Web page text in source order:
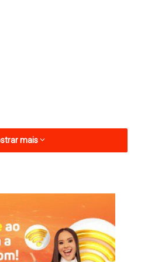
SE, Nael balançou as redes
Ele chega ao Sousa para reforçar
com Charles, Danillo Bala, Diego
Batata sob o comando do
mais